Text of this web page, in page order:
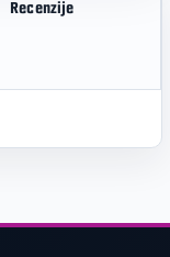
Recenzije